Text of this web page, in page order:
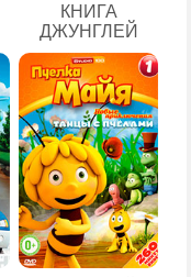
КНИГА
ДЖУНГЛЕЙ